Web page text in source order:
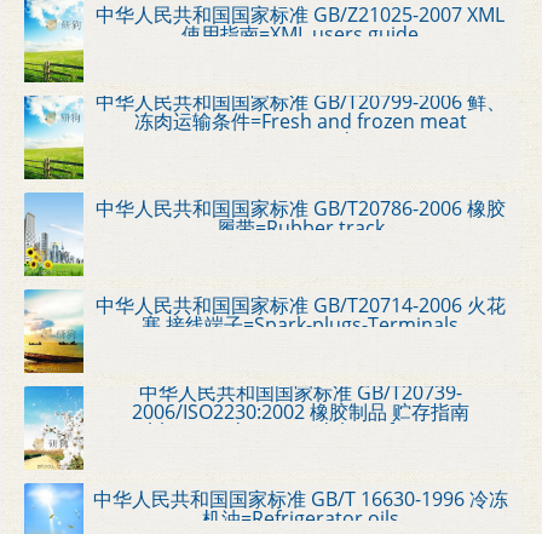
中华人民共和国国家标准 GB/Z21025-2007 XML
使用指南=XML users guide
中华人民共和国国家标准 GB/T20799-2006 鲜、
冻肉运输条件=Fresh and frozen meat
transport condition
中华人民共和国国家标准 GB/T20786-2006 橡胶
履带=Rubber track
中华人民共和国国家标准 GB/T20714-2006 火花
塞 接线端子=Spark-plugs-Terminals
中华人民共和国国家标准 GB/T20739-
2006/ISO2230:2002 橡胶制品 贮存指南
=Rubber products-Guidelines for storage
中华人民共和国国家标准 GB/T 16630-1996 冷冻
机油=Refrigerator oils